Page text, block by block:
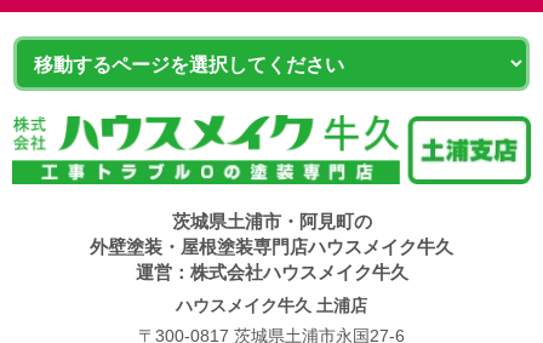
茨城県土浦市・阿見町の
外壁塗装・屋根塗装専門店ハウスメイク牛久
運営：株式会社ハウスメイク牛久
ハウスメイク牛久 土浦店
〒300-0817 茨城県土浦市永国27-6